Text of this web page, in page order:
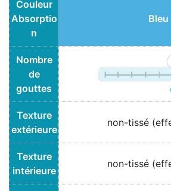
Couleur
Absorptio
n
Bleu
Nombre
de
gouttes
Texture
extérieure
non-tissé
Texture
intérieure
non-tissé